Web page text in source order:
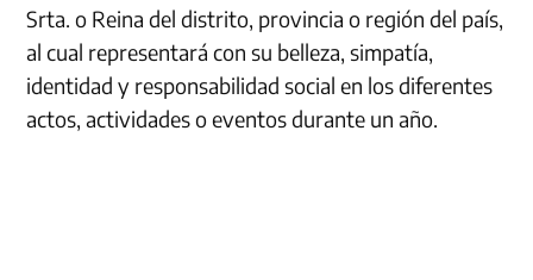
Srta. o Reina del distrito, provincia o región del país,
al cual representará con su belleza, simpatía,
identidad y responsabilidad social en los diferentes
actos, actividades o eventos durante un año.